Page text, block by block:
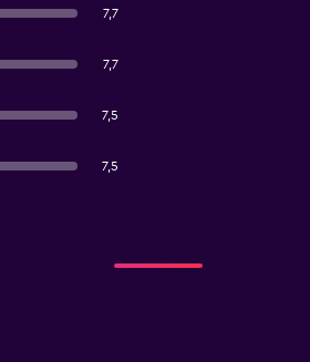
7,7
7,7
7,5
7,5